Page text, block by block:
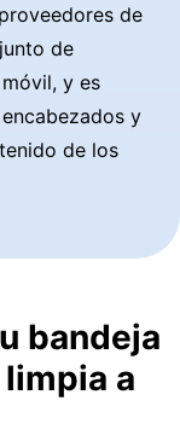
de
de
y es
y
de los
bandeja
a